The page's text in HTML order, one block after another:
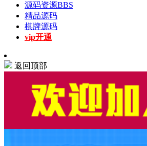
源码资源BBS
精品源码
棋牌源码
vip开通
返回顶部